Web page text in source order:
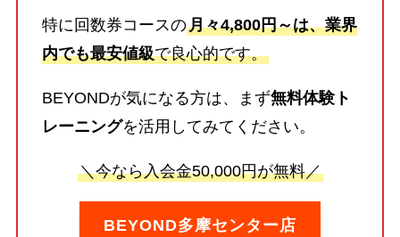
特に回数券コースの月々4,800円～は、業界
内でも最安値級で良心的です。
BEYONDが気になる方は、まず無料体験ト
レーニングを活用してみてください。
＼今なら入会金50,000円が無料／
BEYOND多摩センター店